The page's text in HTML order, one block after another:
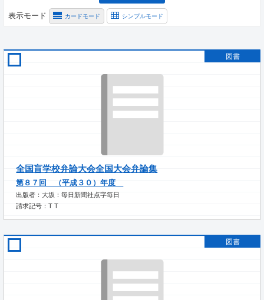
表示モード カードモード シンプルモード
図書
全国盲学校弁論大会全国大会弁論集
第８７回 （平成３０）年度
出版者：大坂：毎日新聞社点字毎日
請求記号：T T
図書